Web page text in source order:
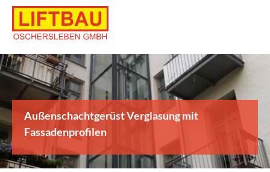
Skip
content
Außenschachtgerüst Verglasung mit
Fassadenprofilen